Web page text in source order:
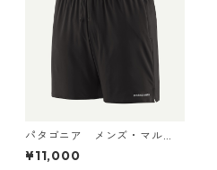
パタゴニア メンズ・マル
チ・トレイルズ・ショーツ ６
インチ Black 57595 Patago
¥11,000